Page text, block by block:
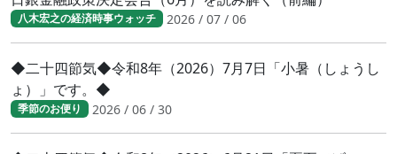
八木宏之の経済時事ウォッチ 2026 / 07 / 06
◆二十四節気◆令和8年（2026）7月7日「小暑（しょうし
ょ）」です。◆
季節のお便り 2026 / 06 / 30